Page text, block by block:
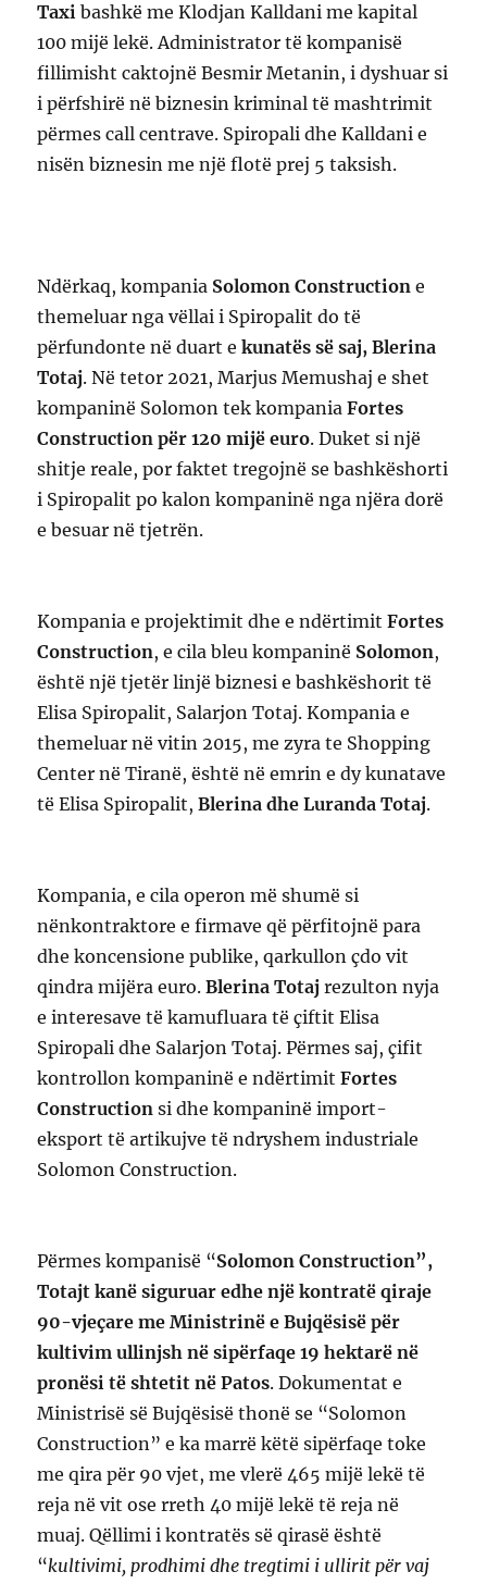
Taxi bashkë me Klodjan Kalldani me kapital
100 mijë lekë. Administrator të kompanisë
fillimisht caktojnë Besmir Metanin, i dyshuar si
i përfshirë në biznesin kriminal të mashtrimit
përmes call centrave. Spiropali dhe Kalldani e
nisën biznesin me një flotë prej 5 taksish.
Ndërkaq, kompania Solomon Construction e
themeluar nga vëllai i Spiropalit do të
përfundonte në duart e kunatës së saj, Blerina
Totaj. Në tetor 2021, Marjus Memushaj e shet
kompaninë Solomon tek kompaniaFortes
Construction për 120 mijë euro. Duket si një
shitje reale, por faktet tregojnë se bashkëshorti
i Spiropalit po kalon kompaninë nga njëra dorë
e besuar në tjetrën.
Kompania e projektimit dhe e ndërtimitFortes
Construction, e cila bleu kompaninë Solomon,
është një tjetër linjë biznesi e bashkëshorit të
Elisa Spiropalit, Salarjon Totaj. Kompania e
themeluar në vitin 2015, me zyra te Shopping
Center në Tiranë, është në emrin e dy kunatave
të Elisa Spiropalit,Blerina dhe Luranda Totaj.
Kompania, e cila operon më shumë si
nënkontraktore e firmave që përfitojnë para
dhe koncensione publike, qarkullon çdo vit
qindra mijëra euro.Blerina Totajrezulton nyja
e interesave të kamufluara të çiftit Elisa
Spiropali dhe Salarjon Totaj. Përmes saj, çifit
kontrollon kompaninë e ndërtimitFortes
Construction si dhe kompaninë import-
eksport të artikujve të ndryshem industriale
Solomon Construction.
Përmes kompanisë “Solomon Construction”,
Totajt kanë siguruar edhe një kontratë qiraje
90-vjeçare me Ministrinë e Bujqësisë për
kultivim ullinjsh në sipërfaqe 19 hektarë në
pronësi të shtetit në Patos. Dokumentat e
Ministrisë së Bujqësisë thonë se “Solomon
Construction” e ka marrë këtë sipërfaqe toke
me qira për 90 vjet, me vlerë 465 mijë lekë të
reja në vit ose rreth 40 mijë lekë të reja në
muaj. Qëllimi i kontratës së qirasë është
“kultivimi, prodhimi dhe tregtimi i ullirit për vaj